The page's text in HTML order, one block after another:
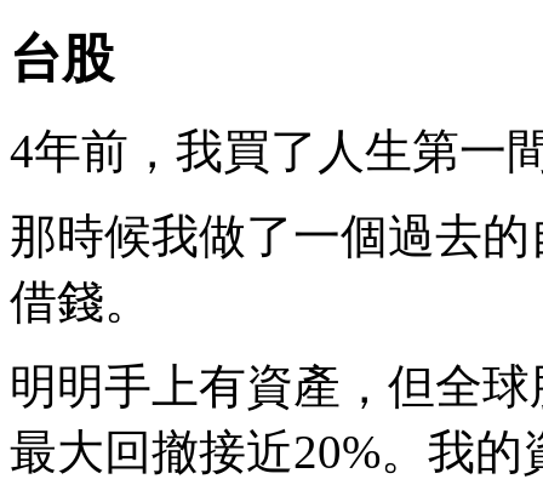
台股
4年前，我買了人生第一
那時候我做了一個過去
借錢。
明明手上有資產，但全
最大回撤接近20%。我